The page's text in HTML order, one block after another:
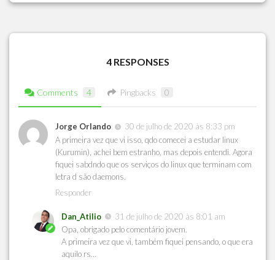
4 RESPONSES
Comments 4 Pingbacks 0
Jorge Orlando
30 de julho de 2020 às 8:33 pm
A primeira vez que vi isso, qdo comecei a estudar linux
(Kurumin), achei bem estranho, mas depois entendi. Agora
fiquei sabdndo que os serviços do linux que terminam com
letra d são daemons.
Responder
Dan_Atilio
31 de julho de 2020 às 8:01 am
Opa, obrigado pelo comentário jovem.
A primeira vez que vi, também fiquei pensando, o que era
aquilo rs…